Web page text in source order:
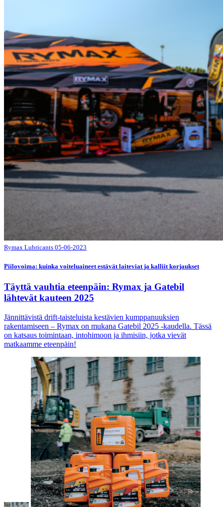
Rymax Lubricants 05-06-2023
Piilovoima: kuinka voiteluaineet estävät laiteviat ja kalliit korjaukset
Täyttä vauhtia eteenpäin: Rymax ja Gatebil
lähtevät kauteen 2025
Jännittävistä drift-taisteluista kestävien kumppanuuksien
rakentamiseen – Rymax on mukana Gatebil 2025 -kaudella. Tässä
on katsaus toimintaan, intohimoon ja ihmisiin, jotka vievät
matkaamme eteenpäin!